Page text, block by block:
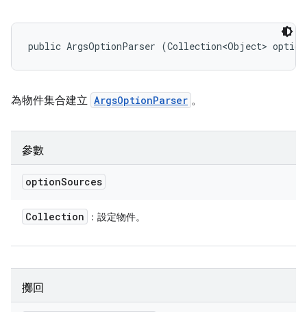
public ArgsOptionParser (Collection<Object>
為物件集合建立 ArgsOptionParser 。
參數
optionSources
Collection ：設定物件。
擲回